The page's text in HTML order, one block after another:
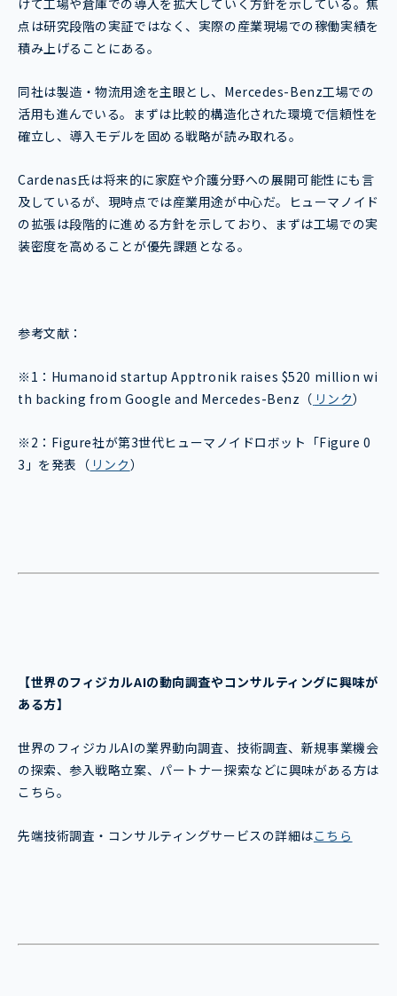
けて工場や倉庫での導入を拡大していく方針を示している。焦
点は研究段階の実証ではなく、実際の産業現場での稼働実績を
積み上げることにある。
同社は製造・物流用途を主眼とし、Mercedes-Benz工場での
活用も進んでいる。まずは比較的構造化された環境で信頼性を
確立し、導入モデルを固める戦略が読み取れる。
Cardenas氏は将来的に家庭や介護分野への展開可能性にも言
及しているが、現時点では産業用途が中心だ。ヒューマノイド
の拡張は段階的に進める方針を示しており、まずは工場での実
装密度を高めることが優先課題となる。
参考文献：
※1： Humanoid startup Apptronik raises $520 million wi
th backing from Google and Mercedes-Benz （ リンク）
※2： Figure社が第3世代ヒューマノイドロボット「Figure 0
3」を発表 （ リンク）
【世界のフィジカルAIの動向調査やコンサルティングに興味が
ある方】
世界のフィジカルAIの業界動向調査、技術調査、新規事業機会
の探索、参入戦略立案、パートナー探索などに興味がある方は
こちら。
先端技術調査・コンサルティングサービスの詳細はこちら